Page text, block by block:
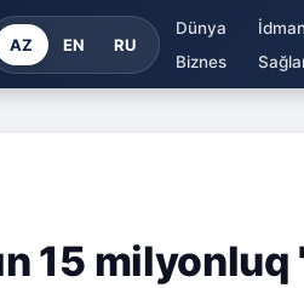
AZ EN RU
Dünya İdman
Biznes
15